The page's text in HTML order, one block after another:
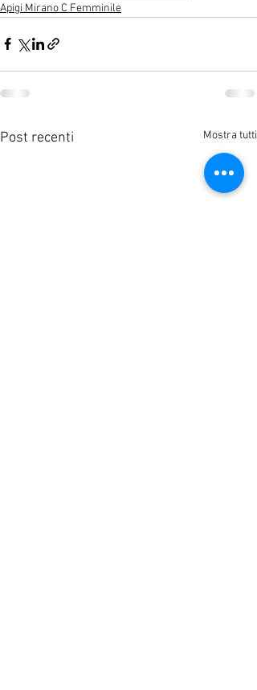
Apigi Mirano C Femminile
Post recenti Mostra tutti